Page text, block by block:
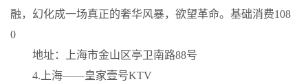
融，幻化成一场真正的奢华风暴，欲望革命。基础消费108
0
地址：上海市金山区亭卫南路88号
4.上海——皇家壹号KTV